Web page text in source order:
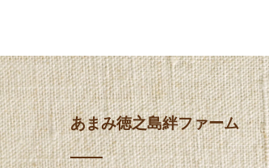
あまみ徳之島絆ファーム